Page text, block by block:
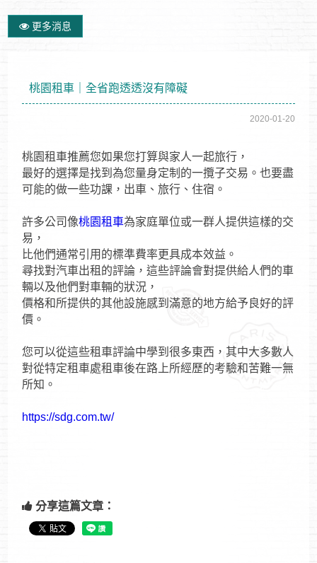
更多消息
桃園租車｜全省跑透透沒有障礙
2020-01-20
桃園租車推薦您如果您打算與家人一起旅行，
最好的選擇是找到為您量身定制的一攬子交易。也要盡
可能的做一些功課，出車、旅行、住宿。
許多公司像桃園租車為家庭單位或一群人提供這樣的交
易，
比他們通常引用的標準費率更具成本效益。
尋找對汽車出租的評論，這些評論會對提供給人們的車
輛以及他們對車輛的狀況，
價格和所提供的其他設施感到滿意的地方給予良好的評
價。
您可以從這些租車評論中學到很多東西，其中大多數人
對從特定租車處租車後在路上所經歷的考驗和苦難一無
所知。
https://sdg.com.tw/
分享這篇文章：